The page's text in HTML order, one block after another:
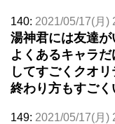
140: 2021/05/17(月)
湯神君には友達が
よくあるキャラ
してすごくクオ
終わり方もすごく
149: 2021/05/17(月)